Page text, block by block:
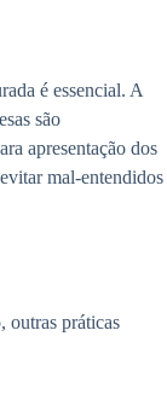
é essencial. A
são
apresentação dos
mal-entendidos
outras práticas